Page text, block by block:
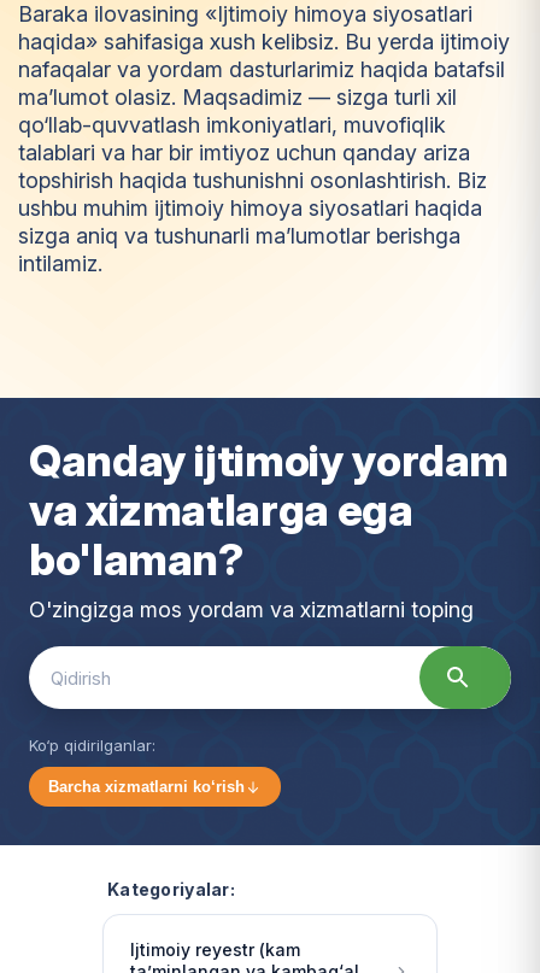
Baraka ilovasining «Ijtimoiy himoya siyosatlari
haqida» sahifasiga xush kelibsiz. Bu yerda ijtimoiy
nafaqalar va yordam dasturlarimiz haqida batafsil
ma’lumot olasiz. Maqsadimiz — sizga turli xil
qo‘llab-quvvatlash imkoniyatlari, muvofiqlik
talablari va har bir imtiyoz uchun qanday ariza
topshirish haqida tushunishni osonlashtirish. Biz
ushbu muhim ijtimoiy himoya siyosatlari haqida
sizga aniq va tushunarli ma’lumotlar berishga
intilamiz.
mtiy oz
Qanday ijtimoiy yordam
va xizmatlarga ega
bo'laman?
O'zingizga mos yordam va xizmatlarni toping
Search
for:
Ko‘p qidirilganlar:
Barcha xizmatlarni ko‘rish
Kategoriyalar:
Ijtimoiy reyestr (kam